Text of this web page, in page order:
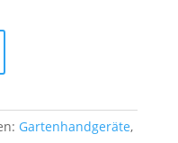
Gartenhandgeräte,